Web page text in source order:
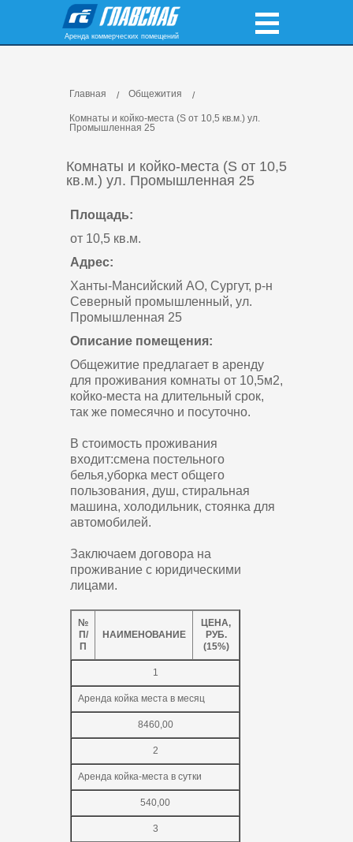
Аренда коммерческих помещений
Главная Общежития
Комнаты и койко-места (S от 10,5 кв.м.) ул.
Промышленная 25
Комнаты и койко-места (S от 10,5
кв.м.) ул. Промышленная 25
Площадь:
от 10,5 кв.м.
Адрес:
Ханты-Мансийский АО, Сургут, р-н
Северный промышленный, ул.
Промышленная 25
Описание помещения:
Общежитие предлагает в аренду
для проживания комнаты от 10,5м2,
койко-места на длительный срок,
так же помесячно и посуточно.
В стоимость проживания
входит:смена постельного
белья,уборка мест общего
пользования, душ, стиральная
машина, холодильник, стоянка для
автомобилей.
Заключаем договора на
проживание с юридическими
лицами.
№
П/
П
НАИМЕНОВАНИЕ
ЦЕНА,
РУБ.
(15%)
1
Аренда койка места в месяц
8460,00
2
Аренда койка-места в сутки
540,00
3